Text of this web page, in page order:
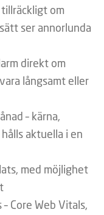
om
ser annorlunda
direkt om
långsamt eller
– kärna,
aktuella i en
med möjlighet
Core Web Vitals,